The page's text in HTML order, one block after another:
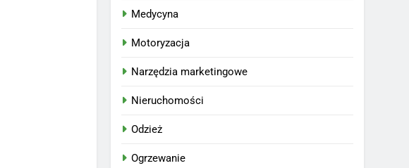
Medycyna
Motoryzacja
Narzędzia marketingowe
Nieruchomości
Odzież
Ogrzewanie